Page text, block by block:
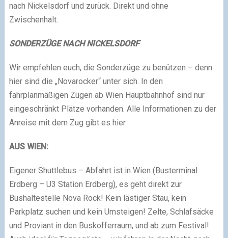
nach Nickelsdorf und zurück. Direkt und ohne
Zwischenhalt.
SONDERZÜGE NACH NICKELSDORF
Wir empfehlen euch, die Sonderzüge zu benützen – denn
hier sind die „Novarocker“ unter sich. In den
fahrplanmäßigen Zügen ab Wien Hauptbahnhof sind nur
eingeschränkt Plätze vorhanden. Alle Informationen zu der
Anreise mit dem Zug gibt es hier
AUS WIEN:
Eigener Shuttlebus – Abfahrt ist in Wien (Busterminal
Erdberg – U3 Station Erdberg), es geht direkt zur
Bushaltestelle Nova Rock! Kein lästiger Stau, kein
Parkplatz suchen und kein Umsteigen! Zelte, Schlafsäcke
und Proviant in den Buskofferraum, und ab zum Festival!